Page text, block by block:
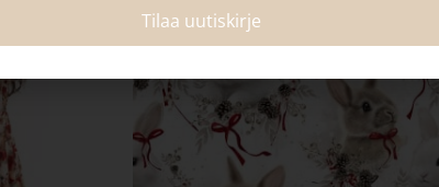
Tilaa uutiskirje